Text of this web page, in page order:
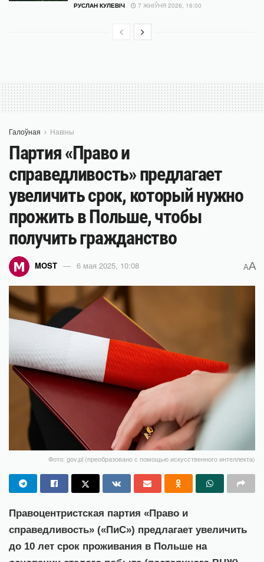
РУСЛАН КУЛЕВІЧ 7 ЖНІЎНЯ 2026, 16:00
Галоўная Навіны
Партия «Право и
справедливость» предлагает
увеличить срок, который нужно
прожить в Польше, чтобы
получить гражданство
MOST 6 мая 2025, 10:08 AA
Фото: gov.pl (преобразовано с помощью искусственного интеллекта)
Правоцентристская партия «Право и
справедливость» («ПиС») предлагает увеличить
до 10 лет срок проживания в Польше на